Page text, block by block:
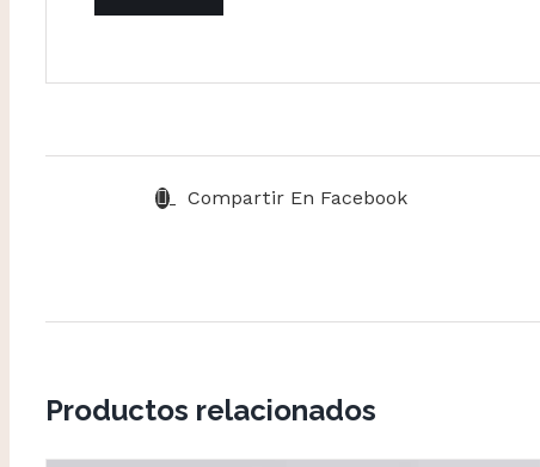
Compartir En Facebook
Productos relacionados